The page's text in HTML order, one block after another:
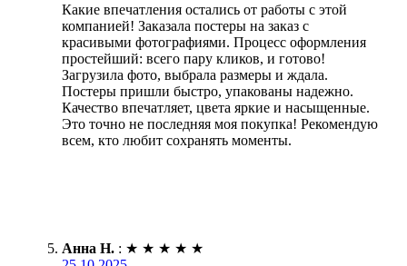
Какие впечатления остались от работы с этой
компанией! Заказала постеры на заказ с
красивыми фотографиями. Процесс оформления
простейший: всего пару кликов, и готово!
Загрузила фото, выбрала размеры и ждала.
Постеры пришли быстро, упакованы надежно.
Качество впечатляет, цвета яркие и насыщенные.
Это точно не последняя моя покупка! Рекомендую
всем, кто любит сохранять моменты.
Анна Н. : ★ ★ ★ ★ ★